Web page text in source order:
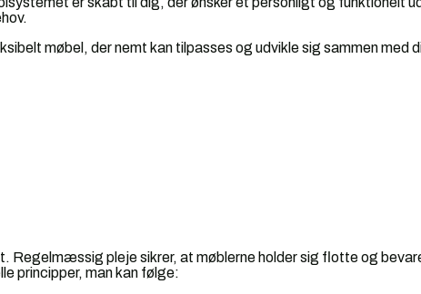
møbel, der nemt kan tilpasses og udvikle sig sammen med
pleje sikrer, at møblerne holder sig flotte og
principper, man kan følge: